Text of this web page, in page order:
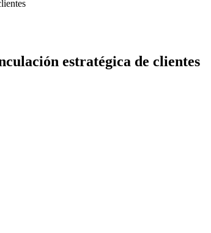
estratégica de clientes